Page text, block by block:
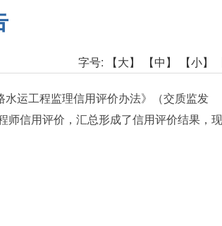
字号: 【大】 【中】 【小】
运工程监理信用评价办法》（交质监发
师信用评价，汇总形成了信用评价结果，